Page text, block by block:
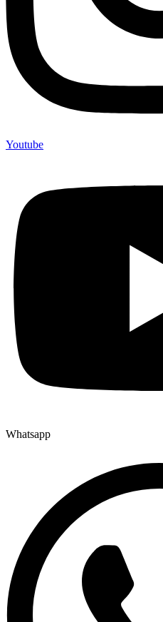
Youtube
Whatsapp